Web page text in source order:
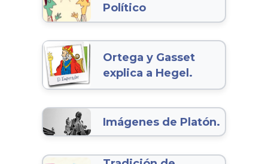
Político
Ortega y Gasset
explica a Hegel.
Imágenes de Platón.